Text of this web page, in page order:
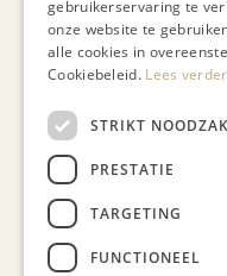
gebruikerservaring te
onze website te
alle cookies in
Cookiebeleid. Lees verder
STRIKT
PRESTATIE
TARGETING
FUNCTIONEEL